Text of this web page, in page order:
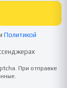
Политикой
При отправке